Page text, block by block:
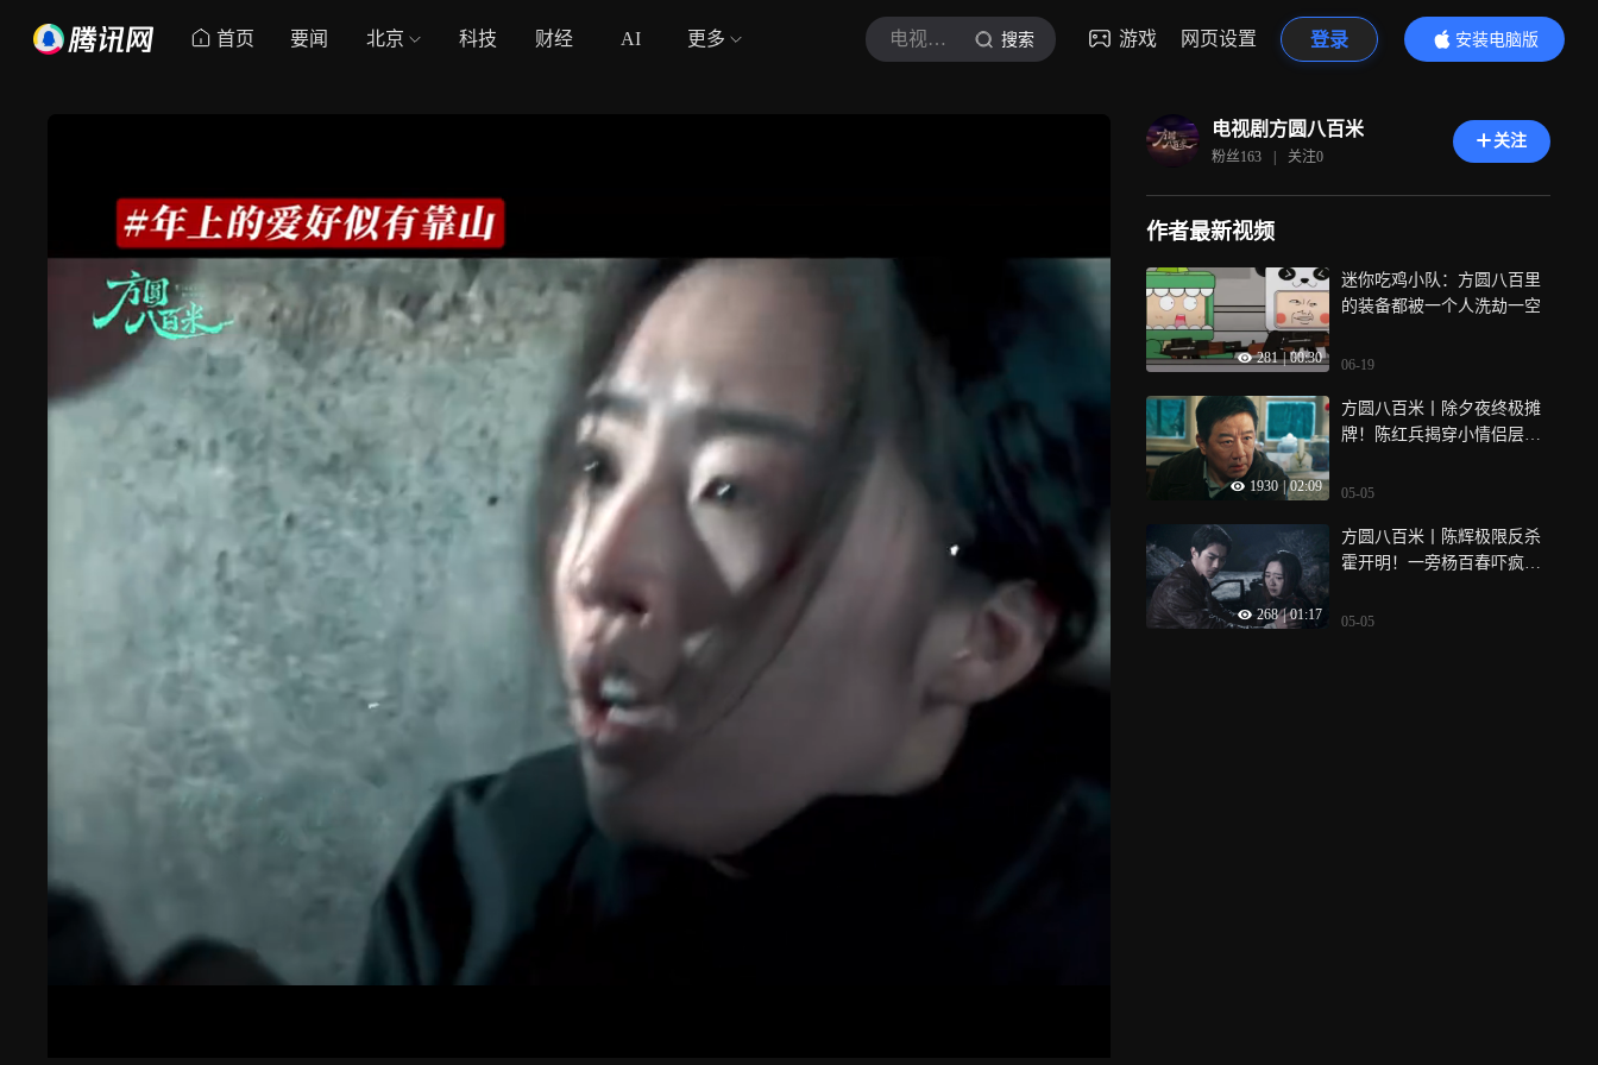
首页 要闻 北京 科技 财经 AI 更多 电视剧方圆八百米 搜索 游戏 网页设置 登录
安装电脑版
内容更精彩
电视剧方圆八百米
粉丝163 | 关注0
关注
作者最新视频
281 | 00:30
迷你吃鸡小队：方圆八百里
的装备都被一个人洗劫一空
06-19
1930 02:09
方圆八百米丨除夕夜终极摊
牌！陈红兵揭穿小情侣层层
05-05
268 | 01:17
方圆八百米丨陈辉极限反杀
霍开明！一旁杨百春吓疯
05-05